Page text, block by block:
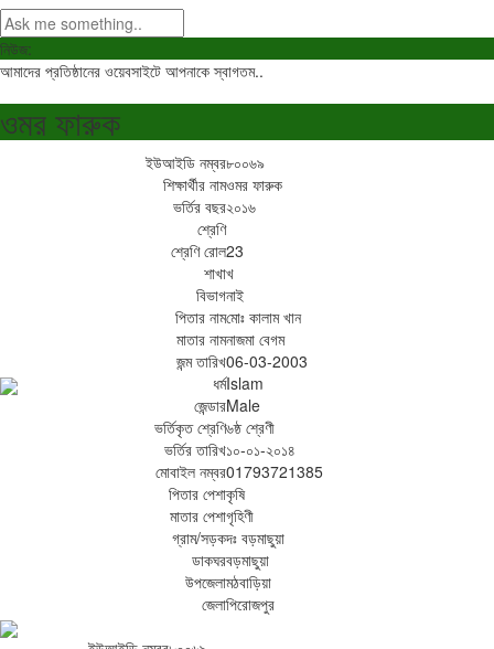
নিউজ:
আমাদের প্রতিষ্ঠানের ওয়েবসাইটে আপনাকে স্বাগতম..
ওমর ফারুক
ইউআইডি নম্বর৮০০৬৯
শিক্ষার্থীর নামওমর ফারুক
ভর্তির বছর২০১৬
শ্রেণি
শ্রেণি রোল23
শাখাখ
বিভাগনাই
পিতার নামমোঃ কালাম খান
মাতার নামনাজমা বেগম
জন্ম তারিখ06-03-2003
ধর্মIslam
জেন্ডারMale
ভর্তিকৃত শ্রেণি৬ষ্ঠ শ্রেণী
ভর্তির তারিখ১০-০১-২০১৪
মোবাইল নম্বর01793721385
পিতার পেশাকৃষি
মাতার পেশাগৃহিণী
গ্রাম/সড়কদঃ বড়মাছুয়া
ডাকঘরবড়মাছুয়া
উপজেলামঠবাড়িয়া
জেলাপিরোজপুর